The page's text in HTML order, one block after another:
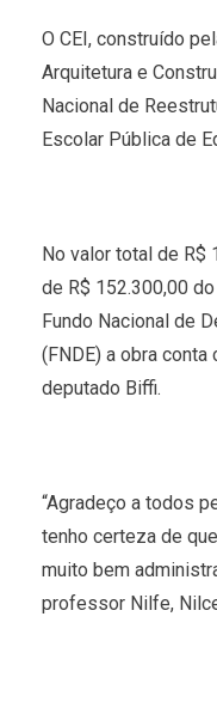
O CEI, construído
Arquitetura e
Nacional de
Escolar Pública de
No valor total de R$
de R$ 152.300,00
Fundo Nacional de
(FNDE) a obra
deputado Biffi.
“Agradeço a todos
tenho certeza de
muito bem
professor Nilfe,